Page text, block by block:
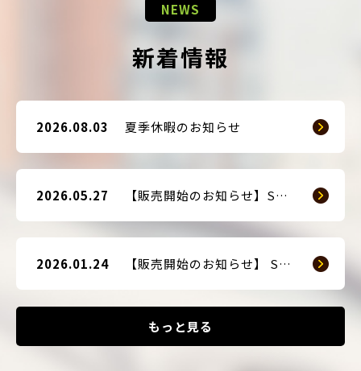
NEWS
新着情報
もっと見る
2026.08.03 夏季休暇のお知らせ
2026.05.27 【販売開始のお知らせ】SMART GUARD 3
2026.01.24 【販売開始のお知らせ】 SMART BLOCKER 2nd-Edition Plus